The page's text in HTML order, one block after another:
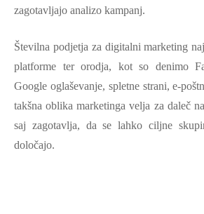
zagotavljajo analizo kampanj.
Številna podjetja za digitalni marketing
platforme ter orodja, kot so denimo
Google oglaševanje, spletne strani, e-
takšna oblika marketinga velja za daleč
saj zagotavlja, da se lahko ciljne
določajo.